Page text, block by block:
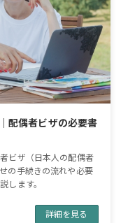
配偶者ビザの必要書
ビザ（日本人の配偶者
の手続きの流れや必要
します。
詳細を見る